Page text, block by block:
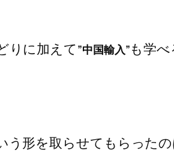
りに加えて”中国輸入”も学べ
う形を取らせてもらった